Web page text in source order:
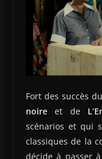
Fort des succès du
noireet de
scénarios et qui
classiques de la
décide à passer